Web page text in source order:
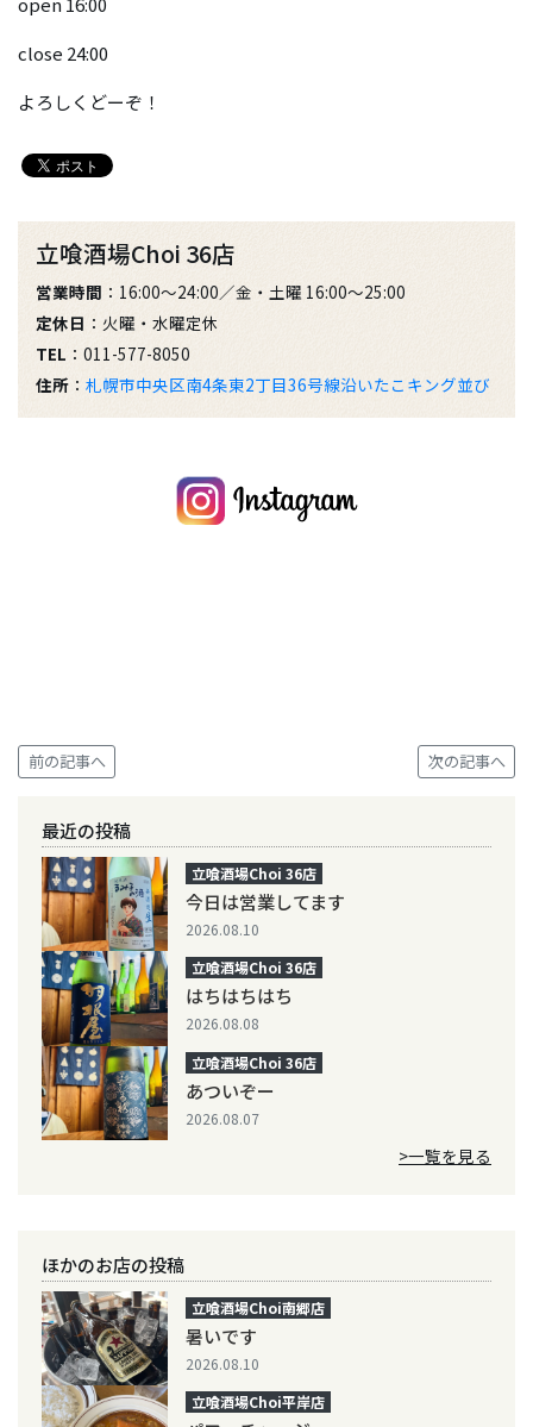
close 24:00
よろしくどーぞ！
立喰酒場Choi 36店
営業時間 ：16:00～24:00／金・土曜 16:00～25:00
定休日 ：火曜・水曜定休
TEL ：011-577-8050
住所 ： 札幌市中央区南4条東2丁目36号線沿いたこキング並び
前の記事へ 次の記事へ
最近の投稿
立喰酒場Choi 36店
今日は営業してます
2026.08.10
立喰酒場Choi 36店
はちはちはち
2026.08.08
立喰酒場Choi 36店
あついぞー
2026.08.07
>一覧を見る
ほかのお店の投稿
立喰酒場Choi南郷店
暑いです
2026.08.10
立喰酒場Choi平岸店